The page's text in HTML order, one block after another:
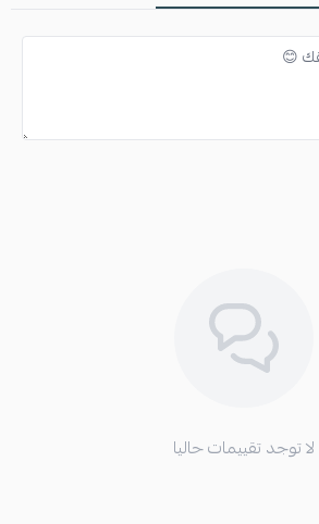
لن يتغير لونها نهائياًً
لا توجد تقييمات حاليا